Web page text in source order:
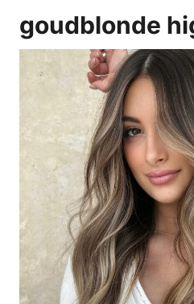
goudblonde